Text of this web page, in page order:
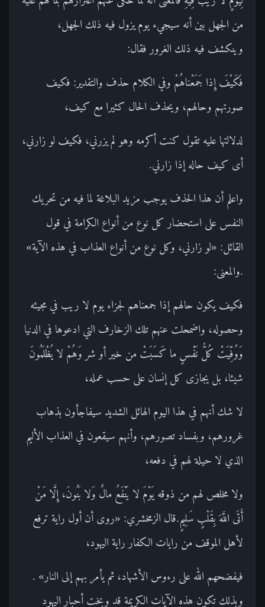
من الجهل بين أنه سيجيء يوم يزول فيه ذلك الجهل،
وينكشف فيه ذلك الغرور فقال:
فَكَيْفَ إِذا جَمَعْناهُمْ وفي الكلام حذف والتقدير: فكيف
صورتهم وحالهم، ويحذف الحال كثيرا مع كيف،
لدلالتها عليه تقول كنت أكرمه وهو لم يزرني، فكيف لو زارني،
أى كيف حاله إذا زارني.
واعلم أن هذا الحذف يوجب مزيد البلاغة لما فيه من تحريك
النفس على استحضار كل نوع من أنواع الكرامة في قول
القائل: «لو زارني، وكل نوع من أنواع العذاب في هذه الآية»
.والمعنى:
فكيف يكون حالهم إذا جمعناهم لجزاء يوم لا ريب في مجيئه
وحصوله، واضمحلت عنهم تلك الزخارف التي ادعوها في الدنيا
وَوُفِّيَتْ كُلُّ نَفْسٍ ما كَسَبَتْ من خير أو شر وَهُمْ لا يُظْلَمُونَ
شيئا، بل يجازى كل إنسان على حسب عمله،
لا شك أنهم في هذا اليوم الهائل الشديد سيفاجأون بذهاب
غرورهم، وبفساد تصورهم، وأنهم سيقعون في العذاب الأليم
الذي لا حيلة لهم في دفعه،
ولا مخلص لهم من ذوقه يَوْمَ لا يَنْفَعُ مالٌ وَلا بَنُونَ، إِلَّا مَنْ
أَتَى اللَّهَ بِقَلْبٍ سَلِيمٍ.قال الزمخشري: «روى أن أول راية ترفع
لأهل الموقف من رايات الكفار راية اليهود،
فيفضحهم الله على رءوس الأشهاد، ثم يأمر بهم إلى النار» .
وبذلك تكون هذه الآيات الكريمة قد وبخت أحبار اليهود